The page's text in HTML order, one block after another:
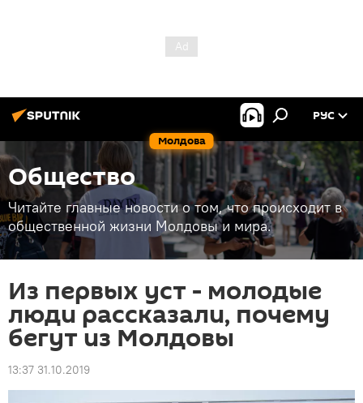
Молдова
РУС
Общество
Читайте главные новости о том, что происходит в
общественной жизни Молдовы и мира.
Из первых уст - молодые
люди рассказали, почему
бегут из Молдовы
13:37 31.10.2019